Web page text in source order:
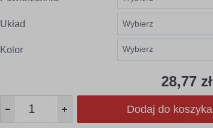
Układ
Kolor Wybierz
28,77 zł
Dodaj do koszyka